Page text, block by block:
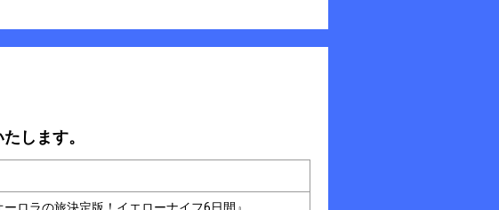
します。
ロラの旅決定版！イエローナイフ6日間』